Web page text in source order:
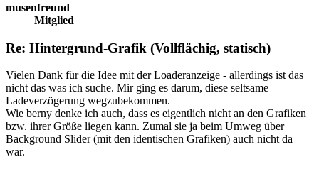
musenfreund
Mitglied
Re: Hintergrund-Grafik (Vollflächig, statisch)
Vielen Dank für die Idee mit der Loaderanzeige - allerdings ist das
nicht das was ich suche. Mir ging es darum, diese seltsame
Ladeverzögerung wegzubekommen.
Wie berny denke ich auch, dass es eigentlich nicht an den Grafiken
bzw. ihrer Größe liegen kann. Zumal sie ja beim Umweg über
Background Slider (mit den identischen Grafiken) auch nicht da
war.